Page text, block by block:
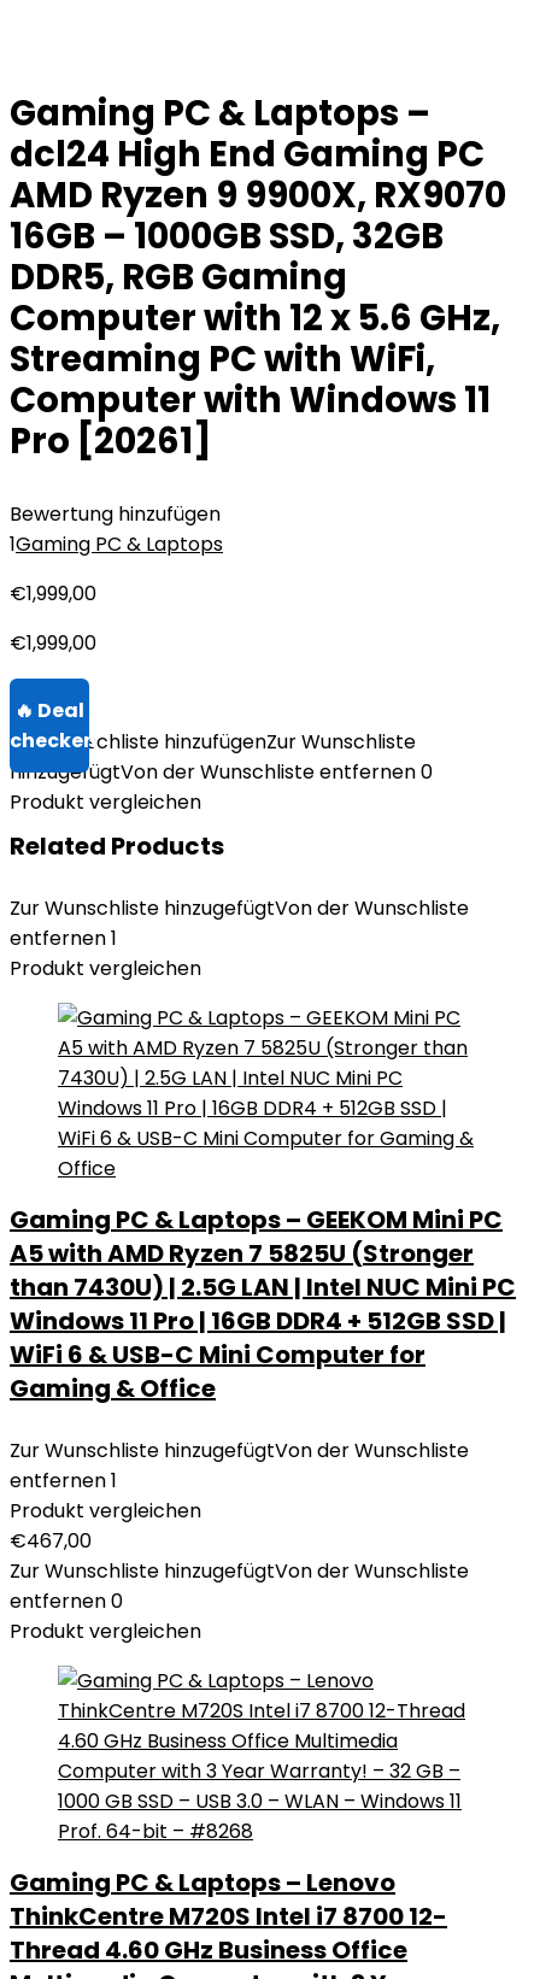
Gaming PC & Laptops –
dcl24 High End Gaming PC
AMD Ryzen 9 9900X, RX9070
16GB – 1000GB SSD, 32GB
DDR5, RGB Gaming
Computer with 12 x 5.6 GHz,
Streaming PC with WiFi,
Computer with Windows 11
Pro [20261]
Bewertung hinzufügen
1Gaming PC & Laptops
€1,999,00
€1,999,00
Zur Wunschliste hinzufügenZur Wunschliste
hinzugefügtVon der Wunschliste entfernen0
Produkt vergleichen
Related Products
Zur Wunschliste hinzugefügtVon der Wunschliste
entfernen1
Produkt vergleichen
Gaming PC & Laptops – GEEKOM Mini PC
A5 with AMD Ryzen 7 5825U (Stronger
than 7430U) | 2.5G LAN | Intel NUC Mini PC
Windows 11 Pro | 16GB DDR4 + 512GB SSD |
WiFi 6 & USB-C Mini Computer for
Gaming & Office
Zur Wunschliste hinzugefügtVon der Wunschliste
entfernen1
Produkt vergleichen
€467,00
Zur Wunschliste hinzugefügtVon der Wunschliste
entfernen0
Produkt vergleichen
Gaming PC & Laptops – Lenovo
ThinkCentre M720S Intel i7 8700 12-
Thread 4.60 GHz Business Office